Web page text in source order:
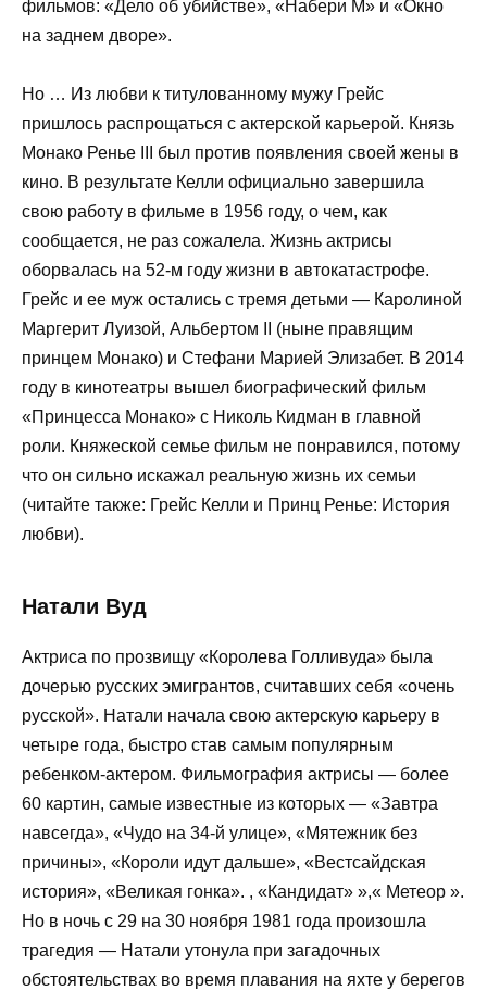
фильмов: «Дело об убийстве», «Набери М» и «Окно
на заднем дворе».
Но … Из любви к титулованному мужу Грейс
пришлось распрощаться с актерской карьерой. Князь
Монако Ренье III был против появления своей жены в
кино. В результате Келли официально завершила
свою работу в фильме в 1956 году, о чем, как
сообщается, не раз сожалела. Жизнь актрисы
оборвалась на 52-м году жизни в автокатастрофе.
Грейс и ее муж остались с тремя детьми — Каролиной
Маргерит Луизой, Альбертом II (ныне правящим
принцем Монако) и Стефани Марией Элизабет. В 2014
году в кинотеатры вышел биографический фильм
«Принцесса Монако» с Николь Кидман в главной
роли. Княжеской семье фильм не понравился, потому
что он сильно искажал реальную жизнь их семьи
(читайте также: Грейс Келли и Принц Ренье: История
любви).
Натали Вуд
Актриса по прозвищу «Королева Голливуда» была
дочерью русских эмигрантов, считавших себя «очень
русской». Натали начала свою актерскую карьеру в
четыре года, быстро став самым популярным
ребенком-актером. Фильмография актрисы — более
60 картин, самые известные из которых — «Завтра
навсегда», «Чудо на 34-й улице», «Мятежник без
причины», «Короли идут дальше», «Вестсайдская
история», «Великая гонка». , «Кандидат» »,« Метеор ».
Но в ночь с 29 на 30 ноября 1981 года произошла
трагедия — Натали утонула при загадочных
обстоятельствах во время плавания на яхте у берегов